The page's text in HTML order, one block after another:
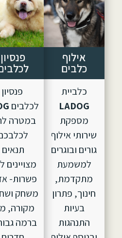
אילוף
כלבים
כלביית
LADOG
מספקת
שירותי אילוף
גורים ובוגרים
למשמעת
מתקדמת,
חינוך, פתרון
בעיות
התנהגות
פנסיון
פנסיון
לכלבים
במטרה
תנאים
מצויינים
פשרות-
משחק
מקורה,
ברמה